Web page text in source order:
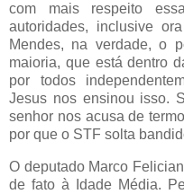
com mais respeito
autoridades, inclusive
Mendes, na verdade, o
maioria, que está dentro
por todos
Jesus nos ensinou isso.
senhor nos acusa de
por que o STF solta
O deputado Marco
de fato à Idade Média.